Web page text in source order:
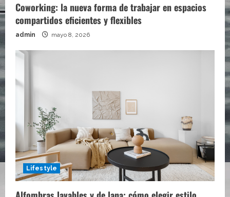
Coworking: la nueva forma de trabajar en espacios
compartidos eficientes y flexibles
admin mayo 8, 2026
Lifestyle